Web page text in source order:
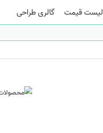
لیست قیمت گالری طراحی